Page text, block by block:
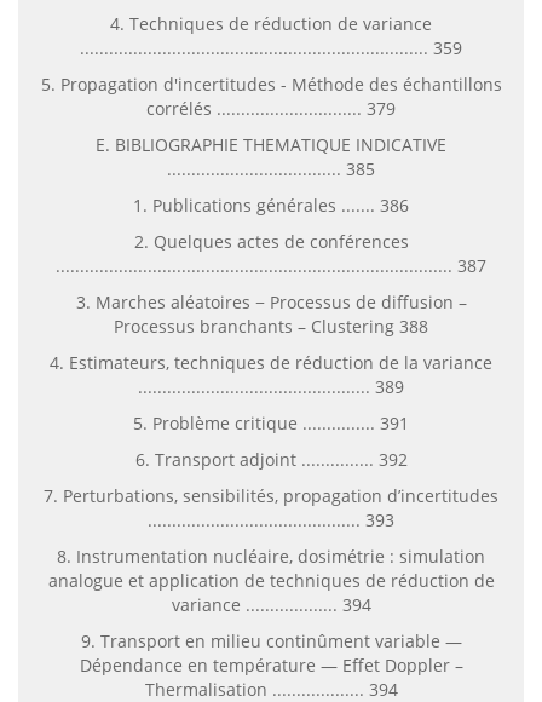
4. Techniques de réduction de variance
........................................................................ 359
5. Propagation d'incertitudes - Méthode des échantillons
corrélés .............................. 379
E. BIBLIOGRAPHIE THEMATIQUE INDICATIVE
.................................... 385
1. Publications générales ....... 386
2. Quelques actes de conférences
.................................................................................. 387
3. Marches aléatoires − Processus de diffusion –
Processus branchants – Clustering 388
4. Estimateurs, techniques de réduction de la variance
................................................ 389
5. Problème critique ............... 391
6. Transport adjoint ............... 392
7. Perturbations, sensibilités, propagation d’incertitudes
............................................ 393
8. Instrumentation nucléaire, dosimétrie : simulation
analogue et application de techniques de réduction de
variance ................... 394
9. Transport en milieu continûment variable —
Dépendance en température — Effet Doppler –
Thermalisation ................... 394